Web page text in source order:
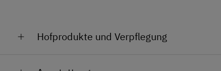
Hofprodukte und Verpflegung